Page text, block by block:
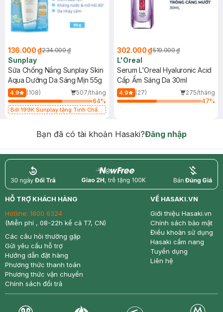
136.000 ₫234.000 ₫
Sunplay
Sữa Chống Nắng Sunplay Skin
Aqua Dưỡng Da Sáng Mịn 55g
4.9 (108)
507/tháng
64%
Bill 199K Sunplay tặng Tinh Chất
302.000 ₫519.000 ₫
L'Oreal
Serum L'Oreal Hyaluronic Acid
Cấp Ẩm Sáng Da 30ml
4.9 (27)
275/tháng
47%
Bạn đã có tài khoản Hasaki?Đăng nhập
return nowfree price
HỖ TRỢ KHÁCH HÀNG
Hotline: 1800 6324
(Miễn phí , 08-22h kể cả T7, CN)
Các câu hỏi thường gặp
Gửi yêu cầu hỗ trợ
Hướng dẫn đặt hàng
Phương thức thanh toán
Phương thức vận chuyển
Chính sách đổi trả
VỀ HASAKI.VN
Giới thiệu Hasaki.vn
Chính sách bảo mật
Điều khoản sử dụng
Hasaki cẩm nang
Tuyển dụng
Liên hệ